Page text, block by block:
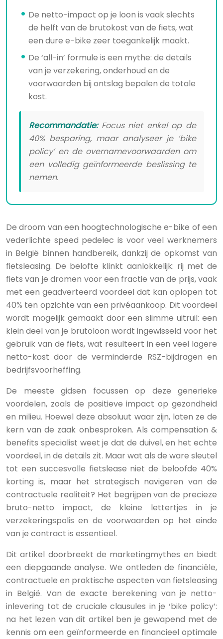
De netto-impact op je loon is vaak slechts
de helft van de brutokost van de fiets, wat
een dure e-bike zeer toegankelijk maakt.
De ‘all-in’ formule is een mythe: de details
van je verzekering, onderhoud en de
voorwaarden bij ontslag bepalen de totale
kost.
Recommandatie:Focus niet enkel op de
40% besparing, maar analyseer je ‘bike
policy’ en de overnamevoorwaarden om
een volledig geïnformeerde beslissing te
nemen.
De droom van een hoogtechnologische e-bike of een
vederlichte speed pedelec is voor veel werknemers
in België binnen handbereik, dankzij de opkomst van
fietsleasing. De belofte klinkt aanlokkelijk: rij met de
fiets van je dromen voor een fractie van de prijs, vaak
met een geadverteerd voordeel dat kan oplopen tot
40% ten opzichte van een privéaankoop. Dit voordeel
wordt mogelijk gemaakt door een slimme uitruil: een
klein deel van je brutoloon wordt ingewisseld voor het
gebruik van de fiets, wat resulteert in een veel lagere
netto-kost door de verminderde RSZ-bijdragen en
bedrijfsvoorheffing.
De meeste gidsen focussen op deze generieke
voordelen, zoals de positieve impact op gezondheid
en milieu. Hoewel deze absoluut waar zijn, laten ze de
kern van de zaak onbesproken. Als compensation &
benefits specialist weet je dat de duivel, en het echte
voordeel, in de details zit. Maar wat als de ware sleutel
tot een succesvolle fietslease niet de beloofde 40%
korting is, maar het strategisch navigeren van de
contractuele realiteit? Het begrijpen van de precieze
bruto-netto impact, de kleine lettertjes in je
verzekeringspolis en de voorwaarden op het einde
van je contract is essentieel.
Dit artikel doorbreekt de marketingmythes en biedt
een diepgaande analyse. We ontleden de financiële,
contractuele en praktische aspecten van fietsleasing
in België. Van de exacte berekening van je netto-
inlevering tot de cruciale clausules in je ‘bike policy’:
na het lezen van dit artikel ben je gewapend met de
kennis om een geïnformeerde en financieel optimale